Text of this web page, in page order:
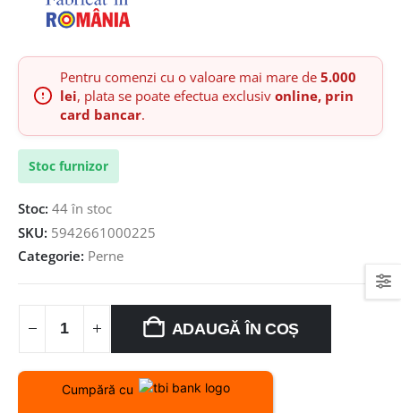
Pentru comenzi cu o valoare mai mare de 5.000
lei, plata se poate efectua exclusiv online, prin
card bancar.
Stoc furnizor
Stoc: 44 în stoc
SKU: 5942661000225
Categorie: Perne
ADAUGĂ ÎN COȘ
Cumpără cu